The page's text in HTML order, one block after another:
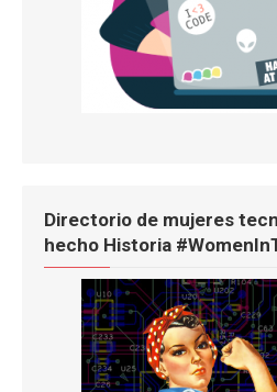
Directorio de mujeres
hecho Historia